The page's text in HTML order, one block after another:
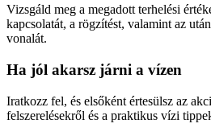
Vizsgáld meg a megadott terhelési
kapcsolatát, a rögzítést, valamint az
vonalát.
Ha jól akarsz járni a vízen
Iratkozz fel, és elsőként értesülsz az
felszerelésekről és a praktikus vízi